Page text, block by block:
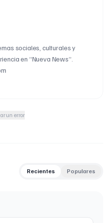
sociales, culturales y
en “Nueva News”.
un error
Recientes Populares